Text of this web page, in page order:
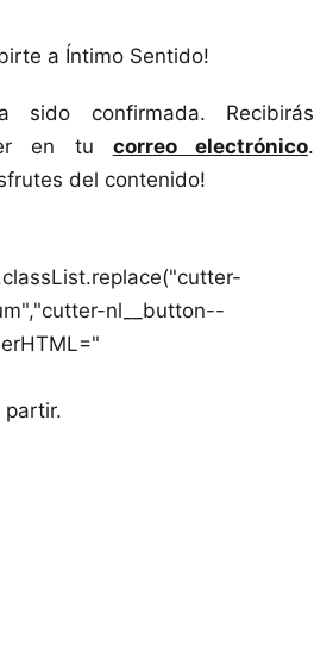
a Íntimo Sentido!
sido confirmada. Recibirás
en tu correo electrónico.
del contenido!
nl__button--
partir.